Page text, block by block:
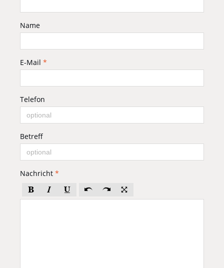
Name
E-Mail *
Telefon
Betreff
Nachricht *